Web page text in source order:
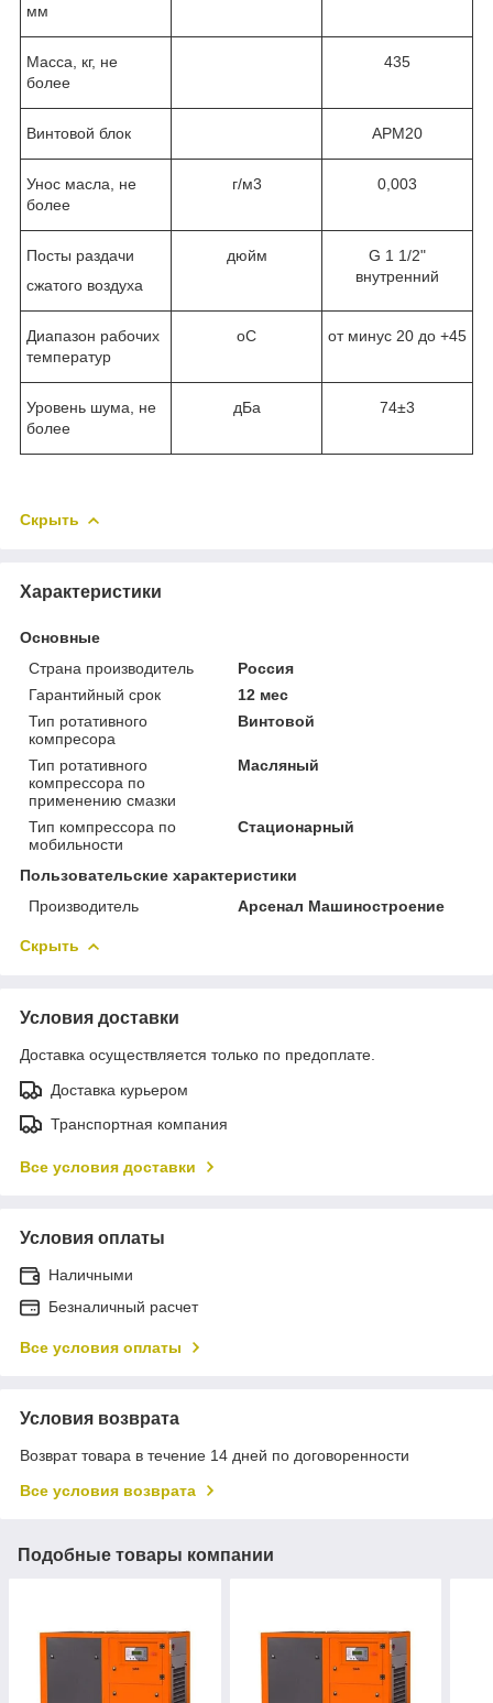
мм
Масса, кг, не
более
435
Винтовой блок АРМ20
Унос масла, не
более
г/м3 0,003
Посты раздачи
сжатого воздуха
дюйм
G 1 1/2"
внутренний
Диапазон рабочих
температур
оС от минус 20 до +45
Уровень шума, не
более
дБа 74±3
Скрыть
Характеристики
Основные
Страна производитель
Россия
Гарантийный срок
12 мес
Тип ротативного
компресора
Винтовой
Тип ротативного
компрессора по
применению смазки
Масляный
Тип компрессора по
мобильности
Стационарный
Пользовательские характеристики
Производитель
Арсенал Машиностроение
Скрыть
Условия доставки
Доставка осуществляется только по предоплате.
Доставка курьером
Транспортная компания
Все условия доставки
Условия оплаты
Наличными
Безналичный расчет
Все условия оплаты
Условия возврата
Возврат товара в течение 14 дней по договоренности
Все условия возврата
Подобные товары компании